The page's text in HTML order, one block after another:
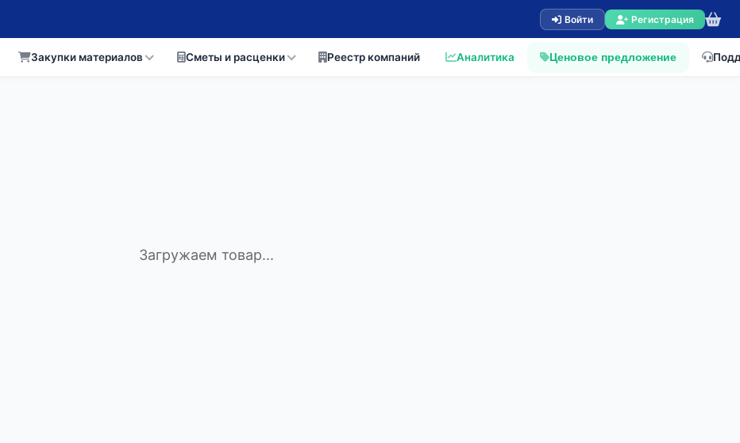
Войти Регистрация
Закупки материалов Сметы и расценки Реестр компаний Аналитика Ценовое предложение
Загружаем товар...